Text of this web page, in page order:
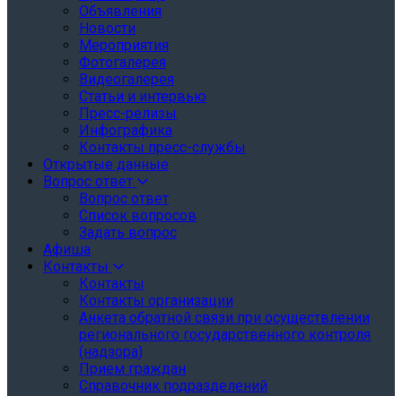
Объявления
Новости
Мероприятия
Фотогалерея
Видеогалерея
Статьи и интервью
Пресс-релизы
Инфографика
Контакты пресс-службы
Открытые данные
Вопрос ответ
Вопрос ответ
Список вопросов
Задать вопрос
Афиша
Контакты
Контакты
Контакты организации
Анкета обратной связи при осуществлении
регионального государственного контроля
(надзора)
Прием граждан
Справочник подразделений